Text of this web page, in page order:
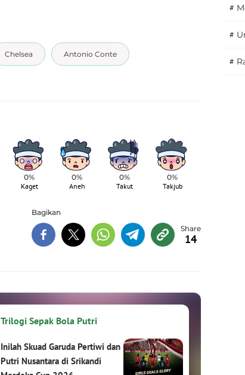
Chelsea Antonio Conte
0%
Kaget
0%
Aneh
0%
Takut
0%
Takjub
Bagikan
14
Trilogi Sepak Bola Putri
Inilah Skuad Garuda Pertiwi dan
Putri Nusantara di Srikandi
#
#
#